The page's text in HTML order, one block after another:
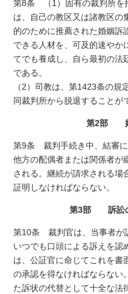
第8条 （1）固有の裁判所を
は、自己の教区又は諸教区の
的のために推薦された婚姻訴
できる人材を、可及的速やか
てでも養成し、自ら最初の法
である。
（2）司教は、第1423条の
同裁判所から脱退することが
第2部 婚
第9条 裁判手続き中、結審に
他方の配偶者または関係者が
される。継続が請求される場
証明しなければならない。
第3部 訴訟の
第10条 裁判官は、当事者が
いつでも口頭による訴えを認
は、公証官に命じてこれを書
の承認を得なければならない
た訴状の代替として十全な法